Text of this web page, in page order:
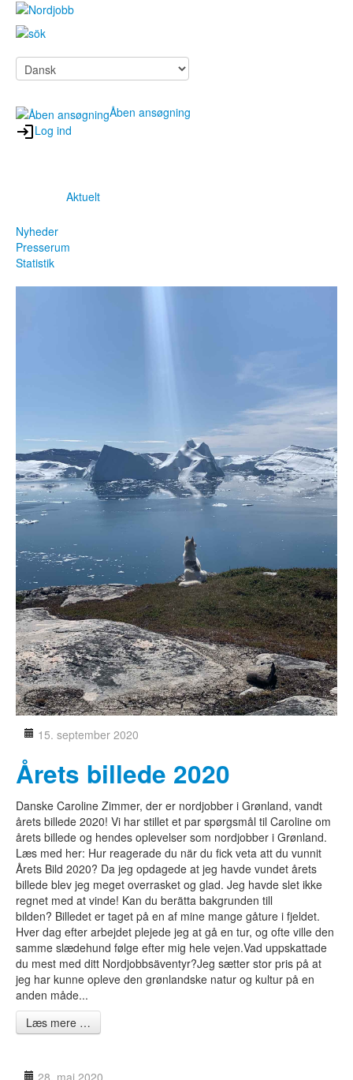
Åben ansøgning
Log ind
Praktisk hjælp
FAQ
Tilmeld arbejdsplads
Om Nordjobb
Hvad er Nordjobb?
Kultur og fritid
Udlejning
FAQ
Historie
Vision
Nordjobbambassadører
Aktuelt
Aktuelt
Nyheder
Presserum
Statistik
Kontakt
Søg job
For arbejdsgivere
Om Nordjobb
Aktuelt
Kontakt
Åben ansøgning
Log ind
Sprog:
SV
Aktuelt
Nyheder
Presserum
Statistik
15. september 2020
Årets billede 2020
Danske Caroline Zimmer, der er nordjobber i Grønland, vandt
årets billede 2020! Vi har stillet et par spørgsmål til Caroline om
årets billede og hendes oplevelser som nordjobber i Grønland.
Læs med her: Hur reagerade du när du fick veta att du vunnit
Årets Bild 2020? Da jeg opdagede at jeg havde vundet årets
billede blev jeg meget overrasket og glad. Jeg havde slet ikke
regnet med at vinde! Kan du berätta bakgrunden till
bilden? Billedet er taget på en af mine mange gåture i fjeldet.
Hver dag efter arbejdet plejede jeg at gå en tur, og ofte ville den
samme slædehund følge efter mig hele vejen.Vad uppskattade
du mest med ditt Nordjobbsäventyr?Jeg sætter stor pris på at
jeg har kunne opleve den grønlandske natur og kultur på en
anden måde...
Læs mere …